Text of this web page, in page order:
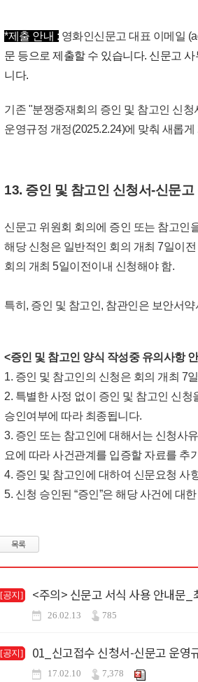
*제출 안내 : 영화인신문고 대표 이메일
문 등으로 제출할 수 있습니다. 신문고
니다.
기존 "분쟁중재회의 증인 및 참고인 신
운영규정 개정(2025.2.24)에 맞춰 새롭게
13. 증인 및 참고인 신청서-신문
신문고 위원회 회의에 증인 또는 참고인
해당 신청은 일반적인 회의 개최 7일이
회의 개최 5일이전이내 신청해야 함.
특히, 증인 및 참고인, 참관인은 보안서
<증인 및 참고인 양식 작성중 유의사항
1. 증인 및 참고인의 신청은 회의 개최 7
2. 특별한 사정 없이 증인 및 참고인 신
승인여부에 따라 최종됩니다.
3. 증인 또는 참고인에 대해서는 신청사
요에 따라 사건관계를 입증할 자료를 추
4. 증인 및 참고인에 대하여 신문요청 사
5. 신청 승인된 “증인”은 해당 사건에 대
목록
[공지] <주의> 신문고 서식 사용 안내문
26.02.13 785
[공지] 01_신고접수 신청서-신문고 운영
17.02.10 7,378